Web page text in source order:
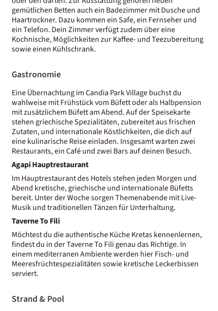
gemütlichen Betten auch ein Badezimmer mit Dusche und
Haartrockner. Dazu kommen ein Safe, ein Fernseher und
ein Telefon. Dein Zimmer verfügt zudem über eine
Kochnische, Möglichkeiten zur Kaffee- und Teezubereitung
sowie einen Kühlschrank.
Gastronomie
Eine Übernachtung im Candia Park Village buchst du
wahlweise mit Frühstück vom Büfett oder als Halbpension
mit zusätzlichem Büfett am Abend. Auf der Speisekarte
stehen griechische Spezialitäten, zubereitet aus frischen
Zutaten, und internationale Köstlichkeiten, die dich auf
eine kulinarische Reise einladen. Insgesamt warten zwei
Restaurants, ein Café und zwei Bars auf deinen Besuch.
Agapi Hauptrestaurant
Im Hauptrestaurant des Hotels stehen jeden Morgen und
Abend kretische, griechische und internationale Büfetts
bereit. Unter der Woche sorgen Themenabende mit Live-
Musik und traditionellen Tänzen für Unterhaltung.
Taverne To Fili
Möchtest du die authentische Küche Kretas kennenlernen,
findest du in der Taverne To Fili genau das Richtige. In
einem mediterranen Ambiente werden hier Fisch- und
Meeresfrüchtespezialitäten sowie kretische Leckerbissen
serviert.
Strand & Pool